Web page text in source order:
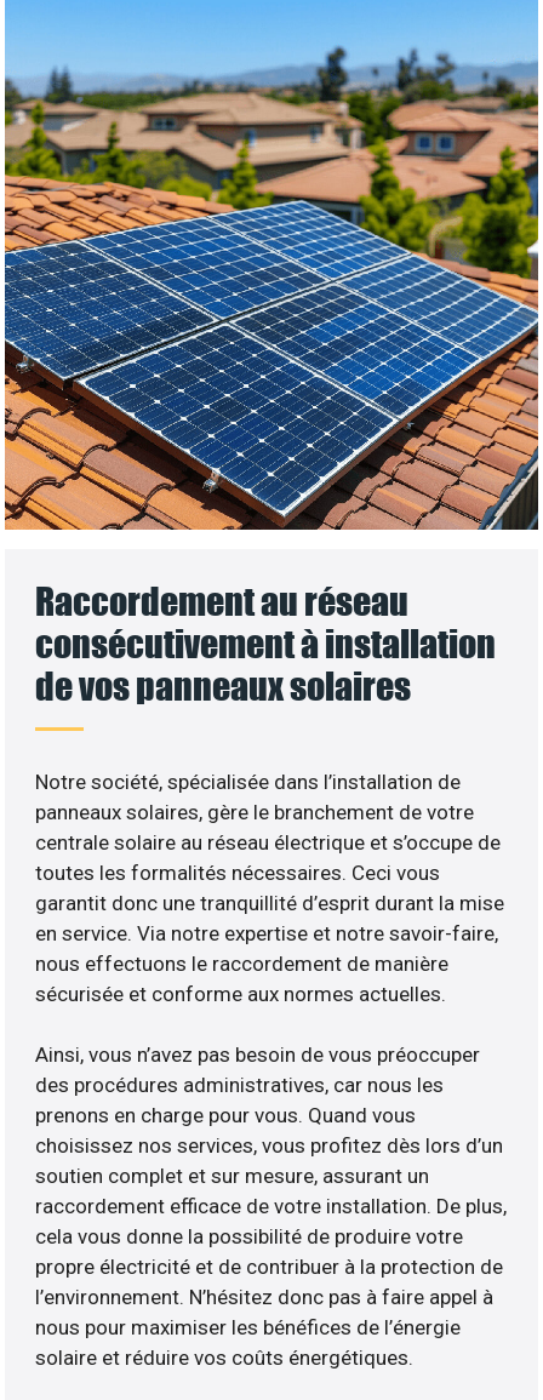
Raccordement au réseau
consécutivement à installation
de vos panneaux solaires
Notre société, spécialisée dans l’installation de
panneaux solaires, gère le branchement de votre
centrale solaire au réseau électrique et s’occupe de
toutes les formalités nécessaires. Ceci vous
garantit donc une tranquillité d’esprit durant la mise
en service. Via notre expertise et notre savoir-faire,
nous effectuons le raccordement de manière
sécurisée et conforme aux normes actuelles.
Ainsi, vous n’avez pas besoin de vous préoccuper
des procédures administratives, car nous les
prenons en charge pour vous. Quand vous
choisissez nos services, vous profitez dès lors d’un
soutien complet et sur mesure, assurant un
raccordement efficace de votre installation. De plus,
cela vous donne la possibilité de produire votre
propre électricité et de contribuer à la protection de
l’environnement. N’hésitez donc pas à faire appel à
nous pour maximiser les bénéfices de l’énergie
solaire et réduire vos coûts énergétiques.